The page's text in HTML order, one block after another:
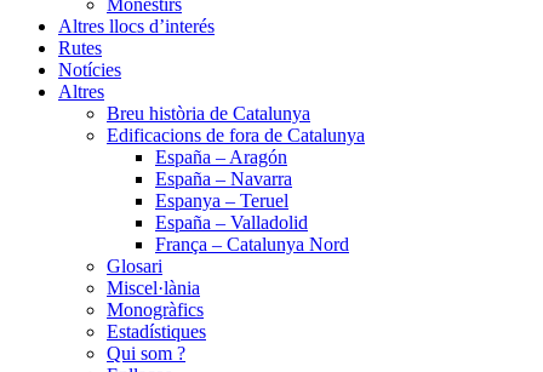
Monestirs
Altres llocs d’interés
Rutes
Notícies
Altres
Breu història de Catalunya
Edificacions de fora de Catalunya
España – Aragón
España – Navarra
Espanya – Teruel
España – Valladolid
França – Catalunya Nord
Glosari
Miscel·lània
Monogràfics
Estadístiques
Qui som ?